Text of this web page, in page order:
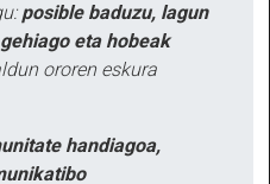
posible baduzu, lagun
eta hobeak
ororen eskura
handiagoa,